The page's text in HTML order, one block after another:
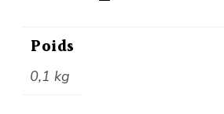
Poids
0,1 kg